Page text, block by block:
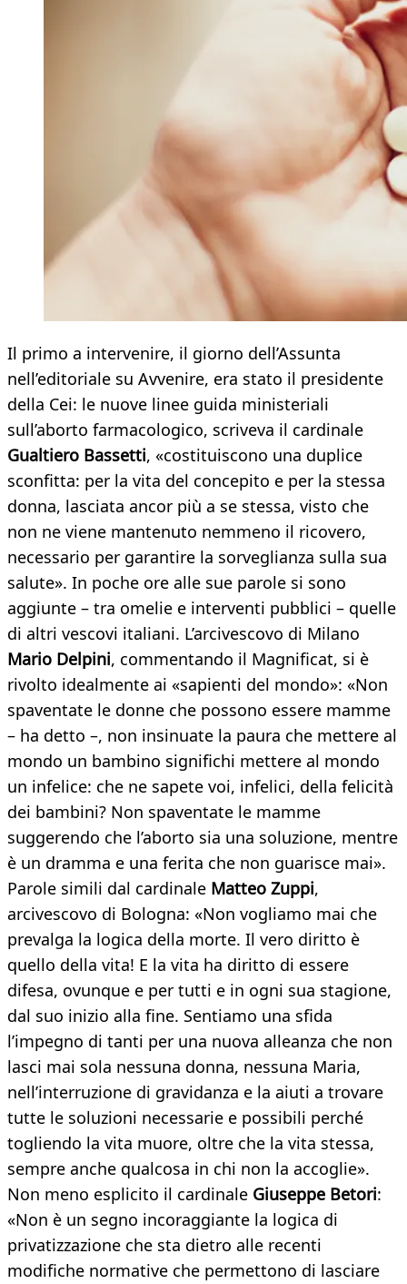
Il primo a intervenire, il giorno dell’Assunta
nell’editoriale su Avvenire, era stato il presidente
della Cei: le nuove linee guida ministeriali
sull’aborto farmacologico, scriveva il cardinale
Gualtiero Bassetti, «costituiscono una duplice
sconfitta: per la vita del concepito e per la stessa
donna, lasciata ancor più a se stessa, visto che
non ne viene mantenuto nemmeno il ricovero,
necessario per garantire la sorveglianza sulla sua
salute». In poche ore alle sue parole si sono
aggiunte – tra omelie e interventi pubblici – quelle
di altri vescovi italiani. L’arcivescovo di Milano
Mario Delpini, commentando il Magnificat, si è
rivolto idealmente ai «sapienti del mondo»: «Non
spaventate le donne che possono essere mamme
– ha detto –, non insinuate la paura che mettere al
mondo un bambino significhi mettere al mondo
un infelice: che ne sapete voi, infelici, della felicità
dei bambini? Non spaventate le mamme
suggerendo che l’aborto sia una soluzione, mentre
è un dramma e una ferita che non guarisce mai».
Parole simili dal cardinale Matteo Zuppi,
arcivescovo di Bologna: «Non vogliamo mai che
prevalga la logica della morte. Il vero diritto è
quello della vita! E la vita ha diritto di essere
difesa, ovunque e per tutti e in ogni sua stagione,
dal suo inizio alla fine. Sentiamo una sfida
l’impegno di tanti per una nuova alleanza che non
lasci mai sola nessuna donna, nessuna Maria,
nell’interruzione di gravidanza e la aiuti a trovare
tutte le soluzioni necessarie e possibili perché
togliendo la vita muore, oltre che la vita stessa,
sempre anche qualcosa in chi non la accoglie».
Non meno esplicito il cardinale Giuseppe Betori:
«Non è un segno incoraggiante la logica di
privatizzazione che sta dietro alle recenti
modifiche normative che permettono di lasciare